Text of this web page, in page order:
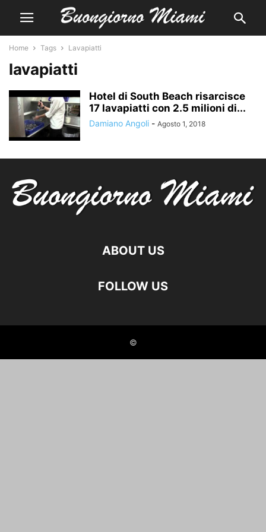
Home Tags Lavapiatti
lavapiatti
Hotel di South Beach risarcisce
17 lavapiatti con 2.5 milioni di...
Damiano Angoli - Agosto 1, 2018
ABOUT US
FOLLOW US
©